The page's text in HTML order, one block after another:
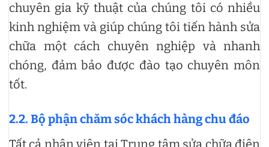
chuyên gia kỹ thuật của chúng tôi có nhiều
kinh nghiệm và giúp chúng tôi tiến hành sửa
chữa một cách chuyên nghiệp và nhanh
chóng, đảm bảo được đào tạo chuyên môn
tốt.
2.2. Bộ phận chăm sóc khách hàng chu đáo
Tất cả nhân viên tại Trung tâm sửa chữa điện